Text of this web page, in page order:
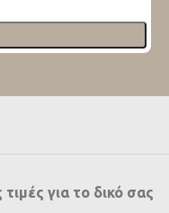
για το δικό σας